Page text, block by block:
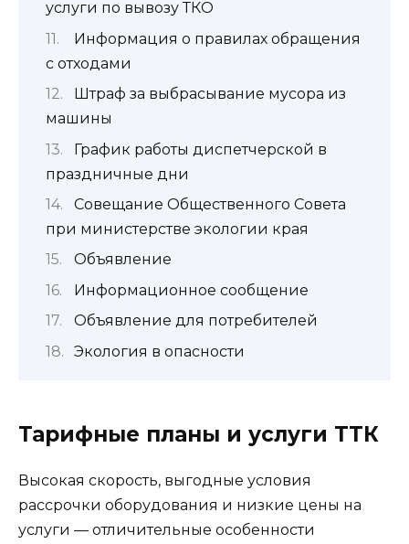
услуги по вывозу ТКО
Информация о правилах обращения
с отходами
Штраф за выбрасывание мусора из
машины
График работы диспетчерской в
праздничные дни
Cовещание Общественного Совета
при министерстве экологии края
Объявление
Информационное сообщение
Объявление для потребителей
Экология в опасности
Тарифные планы и услуги ТТК
Высокая скорость, выгодные условия
рассрочки оборудования и низкие цены на
услуги — отличительные особенности